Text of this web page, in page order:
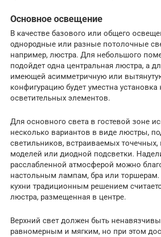
Основное освещение
В качестве базового или общего
однородные или разные потолочные
например, люстра. Для небольшого
подойдет одна центральная люстра, а
имеющей асимметричную или
конфигурацию будет уместна установка
осветительных элементов.
Для основного света в гостевой зоне
несколько вариантов в виде люстры,
светильников, встраиваемых
моделей или диодной подсветки.
расслабленной атмосферой можно
настольным лампам, бра или торшерам.
кухни традиционным решением
люстра, размещенная в центре.
Верхний свет должен быть
равномерным и мягким, но при этом